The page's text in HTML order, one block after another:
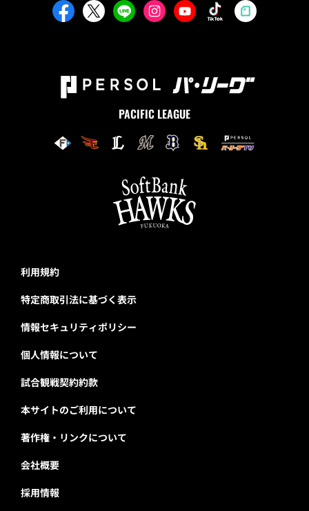
PACIFIC LEAGUE
利用規約
特定商取引法に基づく表示
情報セキュリティポリシー
個人情報について
試合観戦契約約款
本サイトのご利用について
著作権・リンクについて
会社概要
採用情報